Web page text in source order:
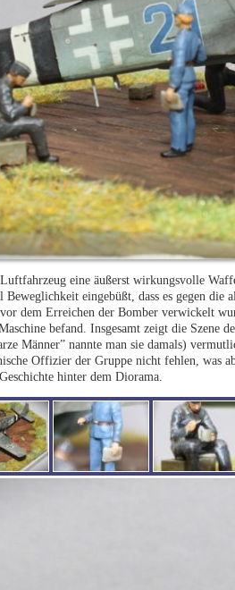
eine äußerst wirkungsvolle
eingebüßt, dass es gegen
dem Erreichen der Bomber verwickelt
befand. Insgesamt zeigt die Szene
Männer” nannte man sie damals)
Offizier der Gruppe nicht fehlen, was
hinter dem Diorama.